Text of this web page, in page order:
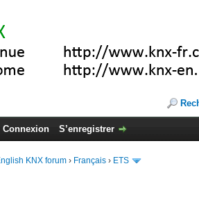
Connexion S’enregistrer
KNX forum › Français › ETS